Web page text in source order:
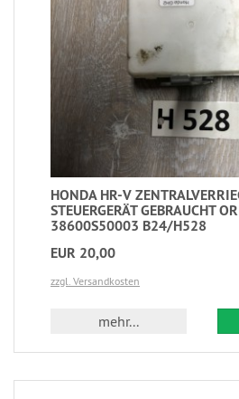
HONDA HR-V
STEUERGERÄT GEBRAUCHT
38600S50003 B24/H528
EUR 20,00
zzgl. Versandkosten
mehr...